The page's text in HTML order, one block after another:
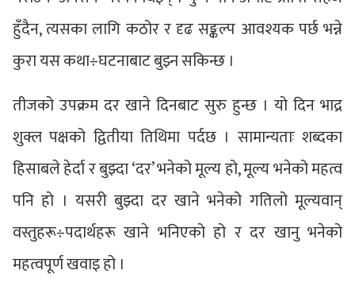
हुँदैन, त्यसका लागि कठोर र दृढ सङ्कल्प आवश्यक पर्छ भन्ने
कुरा यस कथा÷घटनाबाट बुझ्न सकिन्छ ।
तीजको उपक्रम दर खाने दिनबाट सुरु हुन्छ । यो दिन भाद्र
शुक्ल पक्षको द्वितीया तिथिमा पर्दछ । सामान्यताः शब्दका
हिसाबले हेर्दा र बुझ्दा ‘दर’ भनेको मूल्य हो, मूल्य भनेको महत्व
पनि हो । यसरी बुझ्दा दर खाने भनेको गतिलो मूल्यवान्
वस्तुहरू÷पदार्थहरू खाने भनिएको हो र दर खानु भनेको
महत्वपूर्ण खवाइ हो ।